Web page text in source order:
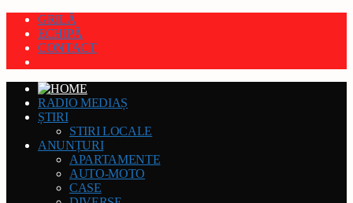
GRILĂ
ECHIPĂ
CONTACT
RADIO MEDIAȘ
ȘTIRI
STIRI LOCALE
ANUNȚURI
APARTAMENTE
AUTO-MOTO
CASE